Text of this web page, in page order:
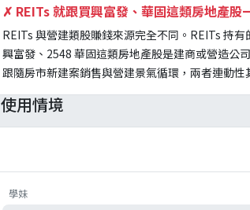
✗ REITs 就跟買興富發、華固這類房地產股
REITs 與營建類股賺錢來源完全不同。REITs 持
興富發、2548 華固這類房地產股是建商或營造公
跟隨房市新建案銷售與營建景氣循環，兩者連動性
使用情境
學妹